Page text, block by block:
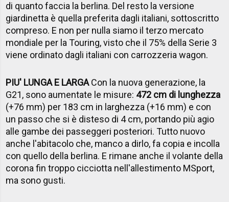
di quanto faccia la berlina. Del resto la versione
giardinetta è quella preferita dagli italiani, sottoscritto
compreso. E non per nulla siamo il terzo mercato
mondiale per la Touring, visto che il 75% della Serie 3
viene ordinato dagli italiani con carrozzeria wagon.
PIU' LUNGA E LARGACon la nuova generazione, la
G21, sono aumentate le misure: 472 cm di lunghezza
(+76 mm) per 183 cm in larghezza (+16 mm) e con
un passo che si è disteso di 4 cm, portando più agio
alle gambe dei passeggeri posteriori. Tutto nuovo
anche l'abitacolo che, manco a dirlo, fa copia e incolla
con quello della berlina. E rimane anche il volante della
corona fin troppo cicciotta nell'allestimento MSport,
ma sono gusti.